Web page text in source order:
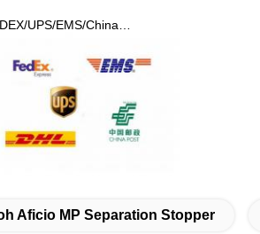
UPS/EMS/China…
Aficio MP Separation Stopper